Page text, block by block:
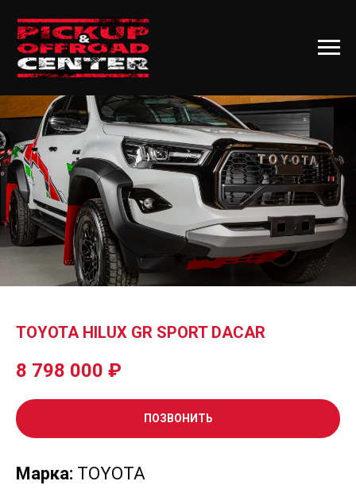
TOYOTA HILUX GR SPORT DACAR
8 798 000 ₽
ПОЗВОНИТЬ
Марка: TOYOTA